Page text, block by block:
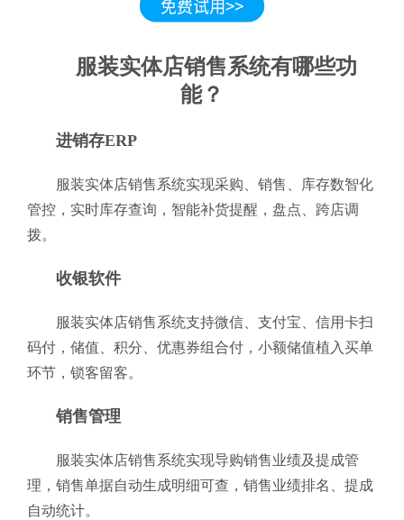
服装实体店销售系统有哪些功
能？
进销存ERP
服装实体店销售系统实现采购、销售、库存数智化
管控，实时库存查询，智能补货提醒，盘点、跨店调
拨。
收银软件
服装实体店销售系统支持微信、支付宝、信用卡扫
码付，储值、积分、优惠券组合付，小额储值植入买单
环节，锁客留客。
销售管理
服装实体店销售系统实现导购销售业绩及提成管
理，销售单据自动生成明细可查，销售业绩排名、提成
自动统计。